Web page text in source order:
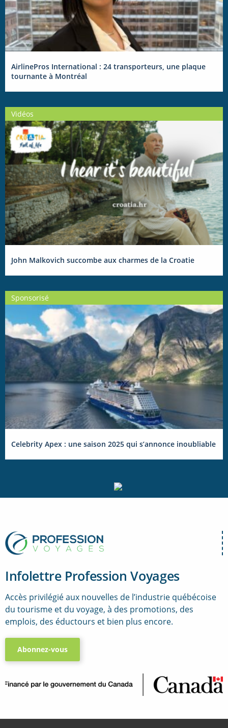
AirlinePros International : 24 transporteurs, une plaque
tournante à Montréal
Vidéos
John Malkovich succombe aux charmes de la Croatie
Sponsorisé
Celebrity Apex : une saison 2025 qui s’annonce inoubliable
Infolettre Profession Voyages
Accès privilégié aux nouvelles de l’industrie québécoise
du tourisme et du voyage, à des promotions, des
emplois, des éductours et bien plus encore.
Abonnez-vous